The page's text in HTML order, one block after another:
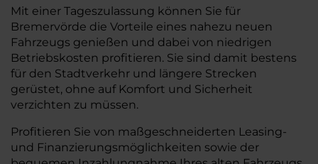
Mit einer Tageszulassung können Sie für
Bremervörde die Vorteile eines nahezu neuen
Fahrzeugs genießen und dabei von niedrigen
Betriebskosten profitieren. Sie sind damit bestens
für den Stadtverkehr und längere Strecken
gerüstet, ohne auf Komfort und Sicherheit
verzichten zu müssen.
Profitieren Sie von maßgeschneiderten Leasing-
und Finanzierungsmöglichkeiten sowie der